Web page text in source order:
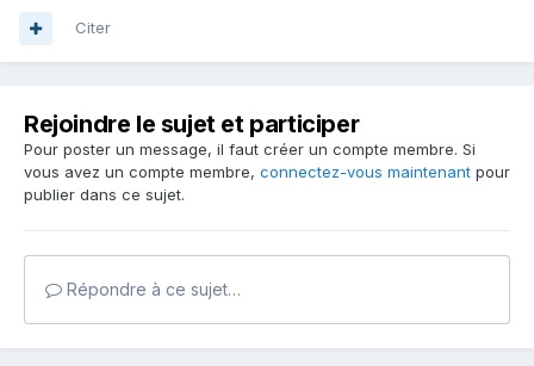
Citer
Rejoindre le sujet et participer
Pour poster un message, il faut créer un compte membre. Si
vous avez un compte membre, connectez-vous maintenant pour
publier dans ce sujet.
Répondre à ce sujet…